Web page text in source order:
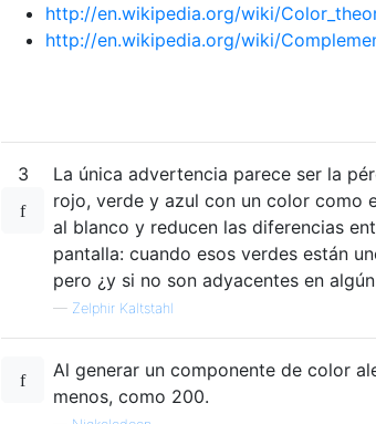
http://en.wikipedia.org/wiki/
http://en.wikipedia.org/wiki/
3
La única advertencia parece ser la
rojo, verde y azul con un color como
al blanco y reducen las diferencias
pantalla: cuando esos verdes están
pero ¿y si no son adyacentes en
— Zelphir Kaltstahl
Al generar un componente de color
menos, como 200.